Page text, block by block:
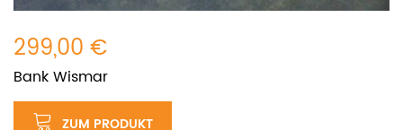
299,00 €
Bank Wismar
ZUM PRODUKT